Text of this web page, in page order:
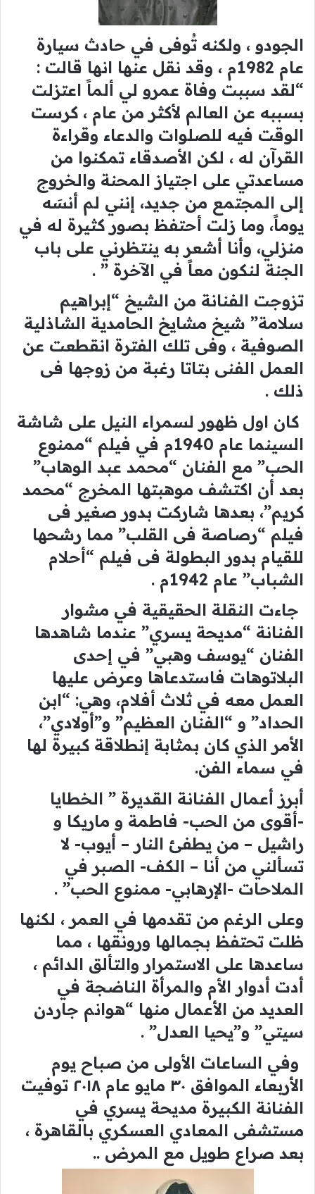
الجودو ، ولكنه تُوفى في حادث سيارة
عام 1982م ، وقد نقل عنها انها قالت :
“لقد سببت وفاة عمرو لي ألماً اعتزلت
بسببه عن العالم لأكثر من عام ، كرست
الوقت فيه للصلوات والدعاء وقراءة
القرآن له ، لكن الأصدقاء تمكنوا من
مساعدتي على اجتياز المحنة والخروج
إلى المجتمع من جديد، إنني لم أنسَه
يوماً، وما زلت أحتفظ بصور كثيرة له في
منزلي، وأنا أشعر به ينتظرني على باب
الجنة لنكون معاً في الآخرة ” .
تزوجت الفنانة من الشيخ “إبراهيم
سلامة” شيخ مشايخ الحامدية الشاذلية
الصوفية ، وفى تلك الفترة انقطعت عن
العمل الفنى بتاتا رغبة من زوجها فى
ذلك .
كان اول ظهور لسمراء النيل على شاشة
السينما عام 1940م في فيلم “ممنوع
الحب” مع الفنان “محمد عبد الوهاب”
بعد أن اكتشف موهبتها المخرج “محمد
كريم”، بعدها شاركت بدور صغير فى
فيلم “رصاصة فى القلب” مما رشحها
للقيام بدور البطولة فى فيلم “أحلام
الشباب” عام 1942م .
جاءت النقلة الحقيقية في مشوار
الفنانة “مديحة يسري” عندما شاهدها
الفنان “يوسف وهبي” في إحدى
البلاتوهات فاستدعاها وعرض عليها
العمل معه في ثلاث أفلام، وهي: “ابن
الحداد” و “الفنان العظيم” و”أولادي”،
الأمر الذي كان بمثابة إنطلاقة كبيرة لها
في سماء الفن.
أبرز أعمال الفنانة القديرة ” الخطايا
-أقوى من الحب- فاطمة و ماريكا و
راشيل – من يطفئ النار – أيوب- لا
تسألني من أنا – الكف- الصبر في
الملاحات -الإرهابي- ممنوع الحب” .
وعلى الرغم من تقدمها في العمر ، لكنها
ظلت تحتفظ بجمالها ورونقها ، مما
ساعدها على الاستمرار والتألق الدائم ،
أدت أدوار الأم والمرأة الناضجة في
العديد من الأعمال منها “هوانم جاردن
سيتي” و”يحيا العدل” .
وفي الساعات الأولى من صباح يوم
الأربعاء الموافق ٣٠ مايو عام ٢٠١٨ توفيت
الفنانة الكبيرة مديحة يسري في
مستشفى المعادي العسكري بالقاهرة ،
بعد صراع طويل مع المرض ..